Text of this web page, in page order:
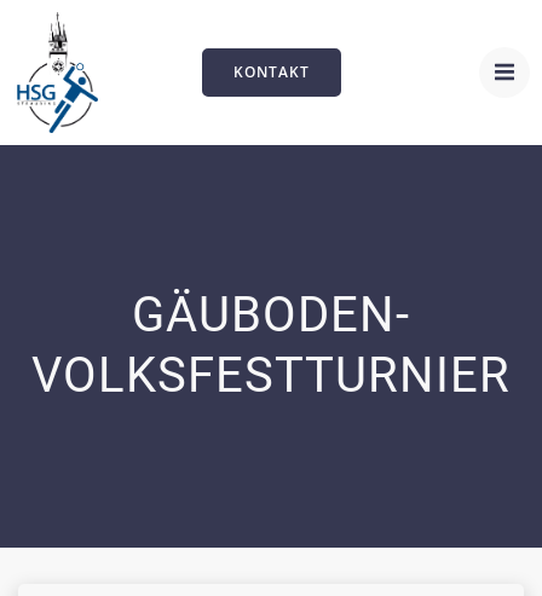
springen
KONTAKT
GÄUBODEN-
VOLKSFESTTURNIER